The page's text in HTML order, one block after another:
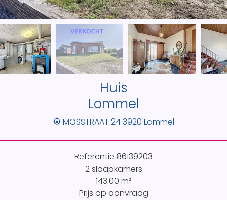
Huis
Lommel
MOSSTRAAT 24 3920 Lommel
Referentie 86139203
2 slaapkamers
143.00 m²
Prijs op aanvraag